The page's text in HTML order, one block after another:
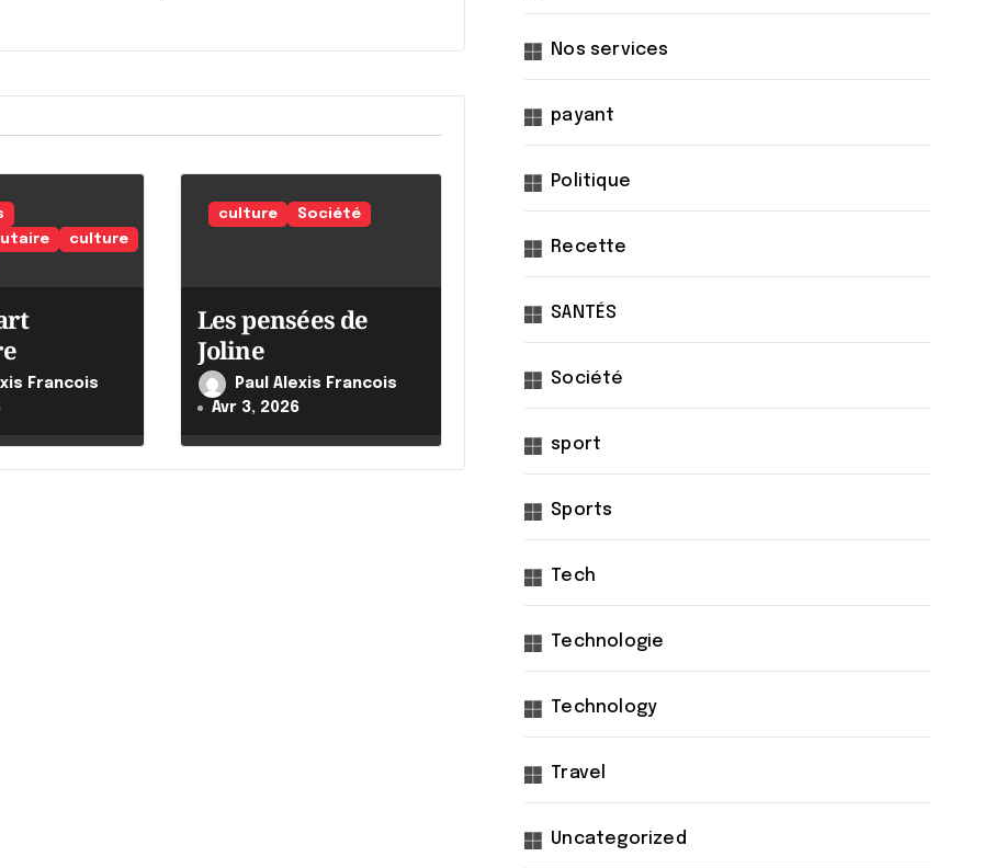
culture
Francois
culture Société
Les pensées de
Joline
Paul Alexis Francois
Avr 3, 2026
Nos services
payant
Politique
Recette
SANTÉS
Société
sport
Sports
Tech
Technologie
Technology
Travel
Uncategorized